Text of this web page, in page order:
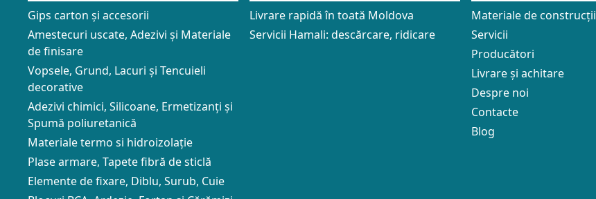
Gips carton și accesorii
Amestecuri uscate, Adezivi şi Materiale
de finisare
Vopsele, Grund, Lacuri și Tencuieli
decorative
Adezivi chimici, Silicoane, Ermetizanți și
Spumă poliuretanică
Materiale termo si hidroizolație
Plase armare, Tapete fibră de sticlă
Elemente de fixare, Diblu, Surub, Cuie
Livrare rapidă în toată Moldova
Servicii Hamali: descărcare, ridicare
Materiale de construcții
Servicii
Producători
Livrare și achitare
Despre noi
Contacte
Blog